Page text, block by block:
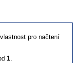
pro načtení
1.